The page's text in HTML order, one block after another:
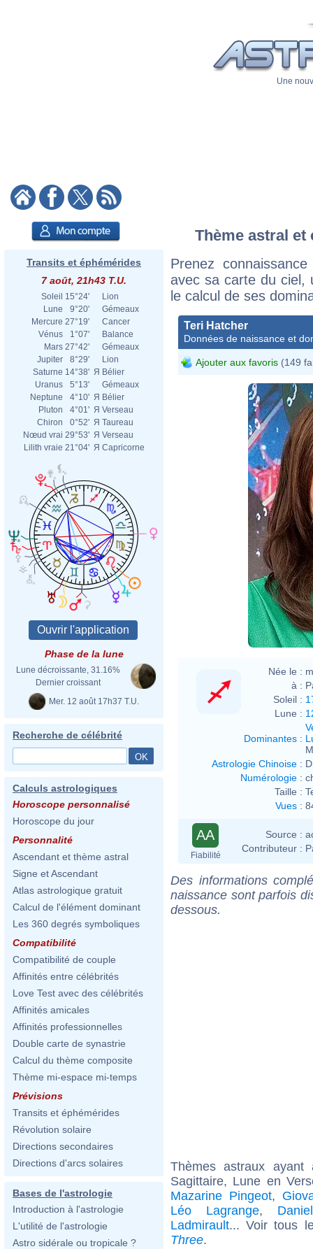
Une
Transits et éphémérides
7 août, 21h43 T.U.
Soleil 15°24'
Lion
Lune
9°20'
Gémeaux
Mercure 27°19'
Cancer
Vénus
1°07'
Balance
Mars 27°42'
Gémeaux
Jupiter
8°29'
Lion
Saturne 14°38' Я Bélier
Uranus
5°13'
Gémeaux
Neptune
4°10' Я Bélier
Pluton
4°01' Я Verseau
Chiron
0°52' Я Taureau
Nœud vrai 29°53' Я Verseau
Lilith vraie 21°04' Я Capricorne
Phase de la lune
Lune décroissante, 31.16%
Dernier croissant
Mer. 12 août 17h37 T.U.
Recherche de célébrité
Calculs astrologiques
Horoscope personnalisé
Horoscope du jour
Personnalité
Ascendant et thème astral
Signe et Ascendant
Atlas astrologique gratuit
Calcul de l'élément dominant
Les 360 degrés symboliques
Compatibilité
Compatibilité de couple
Affinités entre célébrités
Love Test avec des célébrités
Affinités amicales
Affinités professionnelles
Double carte de synastrie
Calcul du thème composite
Thème mi-espace mi-temps
Prévisions
Transits et éphémérides
Révolution solaire
Directions secondaires
Directions d'arcs solaires
Bases de l'astrologie
Introduction à l'astrologie
L'utilité de l'astrologie
Astro sidérale ou tropicale ?
Thème astral et
Prenez
avec sa carte du ciel,
le calcul de ses
Teri Hatcher
Données de naissance et
Ajouter aux favoris (149
Née le :
à :
Soleil :
Lune :
Dominantes :
Astrologie Chinoise :
Numérologie :
Taille :
Vues :
AA
Fiabilité
Source :
Contributeur :
Des informations
naissance sont parfois
dessous.
Thèmes astraux
Sagittaire, Lune en
Mazarine Pingeot,
Léo Lagrange,
Ladmirault... Voir tous
Three.